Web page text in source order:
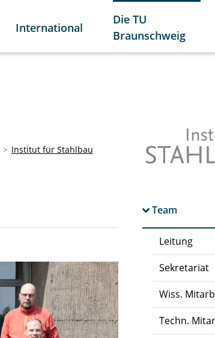
International
Die TU
Braunschweig
Institut für Stahlbau
Team
Leitung
Sekretariat
Wiss.
Techn.